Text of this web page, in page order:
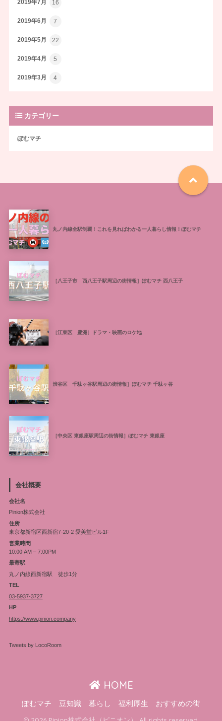
2019年7月 16
2019年6月 7
2019年5月 22
2019年4月 5
2019年3月 4
カテゴリー
ぽむマチ
丸ノ内線全駅制覇！これを見ればわかる一人暮らし情報！ぽむマチ
［八王子市 西八王子駅周辺の街情報］ぽむマチ 西八王子
［江東区 豊洲］ドラマ・映画のロケ地
渋谷区 千駄ヶ谷駅周辺の街情報］ぽむマチ 千駄ヶ谷
［中央区 東銀座駅周辺の街情報］ぽむマチ 東銀座
会社概要
会社名
Pinion株式会社
住所
東京都新宿区西新宿7-20-2 愛美堂ビル1F
営業時間
10:00 AM – 7:00PM
最寄駅
丸ノ内線西新宿駅 徒歩1分
TEL
03-5937-3727
HP
https://www.pinion.company
Tweets by LocoRoom
HOME
ぽむマチ 豆知識 暮らし 福利厚生 おすすめの街